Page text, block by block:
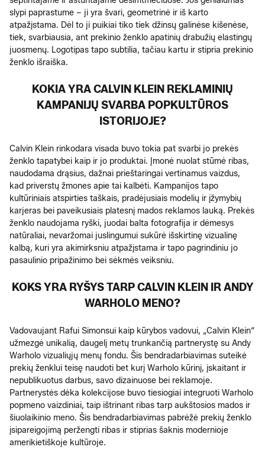
slypi paprastume – ji yra švari, geometrinė ir iš karto
atpažįstama. Dėl to ji puikiai tiko tiek džinsų galinėse kišenėse,
tiek, svarbiausia, ant prekinio ženklo apatinių drabužių elastingų
juosmenų. Logotipas tapo subtilia, tačiau kartu ir stipria prekinio
ženklo išraiška.
KOKIA YRA CALVIN KLEIN REKLAMINIŲ
KAMPANIJŲ SVARBA POPKULTŪROS
ISTORIJOJE?
Calvin Klein rinkodara visada buvo tokia pat svarbi jo prekės
ženklo tapatybei kaip ir jo produktai. Įmonė nuolat stūmė ribas,
naudodama drąsius, dažnai prieštaringai vertinamus vaizdus,
kad priverstų žmones apie tai kalbėti. Kampanijos tapo
kultūriniais atspirties taškais, pradėjusiais modelių ir įžymybių
karjeras bei paveikusiais platesnį mados reklamos lauką. Prekės
ženklo naudojama ryški, juodai balta fotografija ir dėmesys
natūraliai, nevaržomai juslingumui sukūrė išskirtinę vizualinę
kalbą, kuri yra akimirksniu atpažįstama ir tapo pagrindiniu jo
pasaulinio pripažinimo bei sėkmės veiksniu.
KOKS YRA RYŠYS TARP CALVIN KLEIN IR ANDY
WARHOLO MENO?
Vadovaujant Rafui Simonsui kaip kūrybos vadovui, „Calvin Klein“
užmezgė unikalią, daugelį metų trunkančią partnerystę su Andy
Warholo vizualiųjų menų fondu. Šis bendradarbiavimas suteikė
prekių ženklui teisę naudoti bet kurį Warholo kūrinį, įskaitant ir
nepublikuotus darbus, savo dizainuose bei reklamoje.
Partnerystės dėka kolekcijose buvo tiesiogiai integruoti Warholo
popmeno vaizdiniai, taip ištrinant ribas tarp aukštosios mados ir
šiuolaikinio meno. Šis bendradarbiavimas pabrėžė prekių ženklo
įsipareigojimą peržengti ribas ir stiprias šaknis modernioje
amerikietiškoje kultūroje.